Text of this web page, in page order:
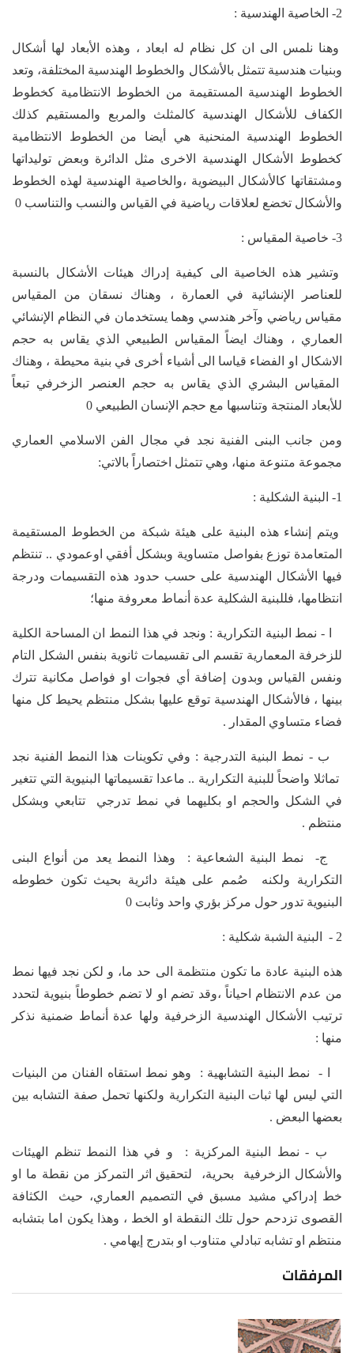
2- الخاصية الهندسية :
وهنا نلمس الى ان كل نظام له ابعاد ، وهذه الأبعاد لها أشكال
وبنيات هندسية تتمثل بالأشكال والخطوط الهندسية المختلفة، وتعد
الخطوط الهندسية المستقيمة من الخطوط الانتظامية كخطوط
الكفاف للأشكال الهندسية كالمثلث والمربع والمستقيم كذلك
الخطوط الهندسية المنحنية هي أيضا من الخطوط الانتظامية
كخطوط الأشكال الهندسية الاخرى مثل الدائرة وبعض توليداتها
ومشتقاتها كالأشكال البيضوية ،والخاصية الهندسية لهذه الخطوط
والأشكال تخضع لعلاقات رياضية في القياس والنسب والتناسب 0
3- خاصية المقياس :
وتشير هذه الخاصية الى كيفية إدراك هيئات الأشكال بالنسبة
للعناصر الإنشائية في العمارة ، وهناك نسقان من المقياس
مقياس رياضي وآخر هندسي وهما يستخدمان في النظام الإنشائي
العماري ، وهناك ايضاً المقياس الطبيعي الذي يقاس به حجم
الاشكال او الفضاء قياسا الى أشياء أخرى في بنية محيطة ، وهناك
المقياس البشري الذي يقاس به حجم العنصر الزخرفي تبعاً
للأبعاد المنتجة وتناسبها مع حجم الإنسان الطبيعي 0
ومن جانب البنى الفنية نجد في مجال الفن الاسلامي العماري
مجموعة متنوعة منها، وهي تتمثل اختصاراً بالاتي:
1- البنية الشكلية :
ويتم إنشاء هذه البنية على هيئة شبكة من الخطوط المستقيمة
المتعامدة توزع بفواصل متساوية وبشكل أفقي اوعمودي .. تنتظم
فيها الأشكال الهندسية على حسب حدود هذه التقسيمات ودرجة
انتظامها، فللبنية الشكلية عدة أنماط معروفة منها؛
ا - نمط البنية التكرارية : ونجد في هذا النمط ان المساحة الكلية
للزخرفة المعمارية تقسم الى تقسيمات ثانوية بنفس الشكل التام
ونفس القياس وبدون إضافة أي فجوات او فواصل مكانية تترك
بينها ، فالأشكال الهندسية توقع عليها بشكل منتظم يحيط كل منها
فضاء متساوي المقدار .
ب - نمط البنية التدرجية : وفي تكوينات هذا النمط الفنية نجد
تماثلا واضحاً للبنية التكرارية .. ماعدا تقسيماتها البنيوية التي تتغير
في الشكل والحجم او بكليهما في نمط تدرجي تتابعي وبشكل
منتظم .
ج- نمط البنية الشعاعية : وهذا النمط يعد من أنواع البنى
التكرارية ولكنه صُمم على هيئة دائرية بحيث تكون خطوطه
البنيوية تدور حول مركز بؤري واحد وثابت 0
2 - البنية الشبة شكلية :
هذه البنية عادة ما تكون منتظمة الى حد ما، و لكن نجد فيها نمط
من عدم الانتظام احياناً ،وقد تضم او لا تضم خطوطاً بنيوية لتحدد
ترتيب الأشكال الهندسية الزخرفية ولها عدة أنماط ضمنية نذكر
منها :
ا - نمط البنية التشابهية : وهو نمط استقاه الفنان من البنيات
التي ليس لها ثبات البنية التكرارية ولكنها تحمل صفة التشابه بين
بعضها البعض .
ب - نمط البنية المركزية : و في هذا النمط تنظم الهيئات
والأشكال الزخرفية بحرية، لتحقيق اثر التمركز من نقطة ما او
خط إدراكي مشيد مسبق في التصميم العماري، حيث الكثافة
القصوى تزدحم حول تلك النقطة او الخط ، وهذا يكون اما بتشابه
منتظم او تشابه تبادلي متناوب او بتدرج إيهامي .
المرفقات